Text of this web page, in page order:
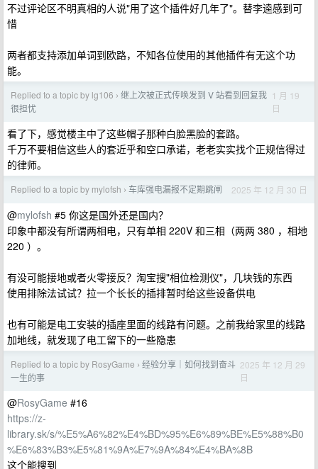
不过评论区不明真相的人说"用了这个插件好几年了"。替李逵感到可
惜
两者都支持添加单词到欧路，不知各位使用的其他插件有无这个功
能。
Replied to a topic by lg106 › 继上次被正式传唤发到 V 站看到回复我
很担忧
1 月 19
日
看了下，感觉楼主中了这些帽子那种白脸黑脸的套路。
千万不要相信这些人的套近乎和空口承诺，老老实实找个正规信得过
的律师。
Replied to a topic by mylofsh › 车库强电漏报不定期跳闸 2025 年 12 月 30 日
@mylofsh #5 你这是国外还是国内？
印象中都没有所谓两相电，只有单相 220V 和三相（两两 380 ，相地
220 ）。
有没可能接地或者火零接反？淘宝搜"相位检测仪"，几块钱的东西
使用排除法试试？拉一个长长的插排暂时给这些设备供电
也有可能是电工安装的插座里面的线路有问题。之前我给家里的线路
加地线，就发现了电工留下的一些隐患
Replied to a topic by RosyGame › 经验分享｜如何找到奋斗
一生的事
2025 年 12 月 29
日
@RosyGame #16
https://z-
library.sk/s/%E5%A6%82%E4%BD%95%E6%89%BE%E5%88%B0
%E6%83%B3%E5%81%9A%E7%9A%84%E4%BA%8B
这个能搜到